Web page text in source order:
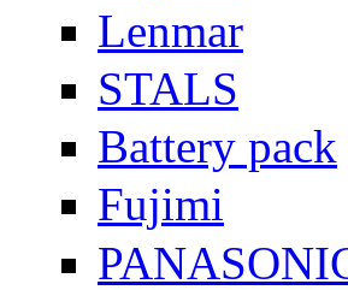
Lenmar
STALS
Battery pack
Fujimi